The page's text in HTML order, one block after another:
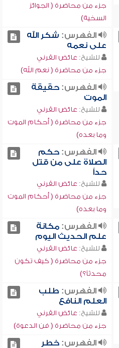
جزء من محاضرة ( الجوائز
السخية)
الفهرس: شكر الله
على نعمه
للشيخ: عائض القرني
جزء من محاضرة ( نعم الله)
الفهرس:حقيقة
الموت
للشيخ: عائض القرني
جزء من محاضرة ( أحكام الموت
وما بعده)
الفهرس:حكم
الصلاة على من قتل
حداً
للشيخ: عائض القرني
جزء من محاضرة ( أحكام الموت
وما بعده)
الفهرس:مكانة
علم الحديث اليوم
للشيخ: عائض القرني
جزء من محاضرة ( كيف تكون
محدثاً؟)
الفهرس: طلب
العلم النافع
للشيخ: عائض القرني
جزء من محاضرة ( فن الدعوة)
الفهرس:خطر